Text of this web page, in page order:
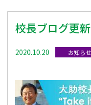
校長ブログ更
2020.10.20 お知らせ